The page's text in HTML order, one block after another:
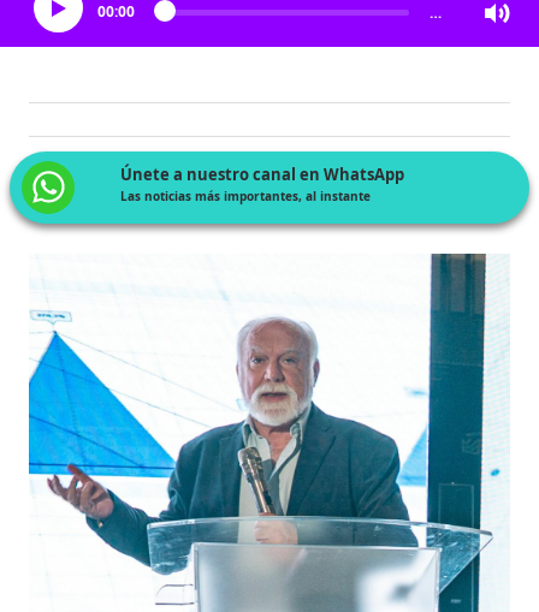
00:00 …
Únete a nuestro canal en WhatsApp
Las noticias más importantes, al instante